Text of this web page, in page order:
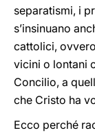
separatismi, i
s’insinuano
cattolici,
vicini o lontani
Concilio, a
che Cristo ha
Ecco perché